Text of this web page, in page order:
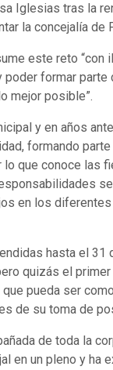
Iglesias tras la
la concejalía de
este reto “con
formar parte
mejor posible”.
y en años
formando
lo que conoce las
en los
hasta el 31
quizás el
pueda ser
de su toma de
de toda la
en un pleno y ha